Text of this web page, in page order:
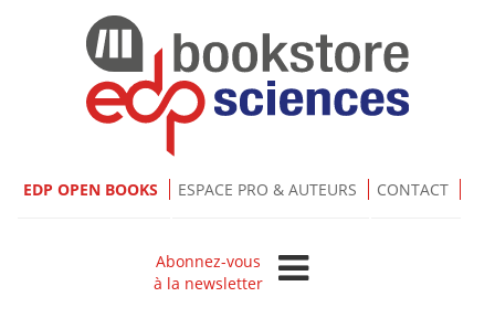
EDP OPEN BOOKS ESPACE PRO & AUTEURS CONTACT
Abonnez-vous
à la newsletter